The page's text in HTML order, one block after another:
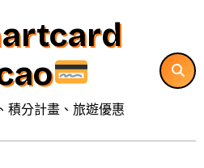
積分計畫、旅遊優惠